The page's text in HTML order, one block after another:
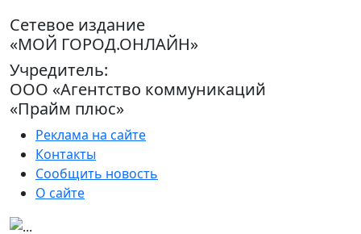
Сетевое издание
«МОЙ ГОРОД.ОНЛАЙН»
Учредитель:
ООО «Агентство коммуникаций
«Прайм плюс»
Реклама на сайте
Контакты
Сообщить новость
О сайте